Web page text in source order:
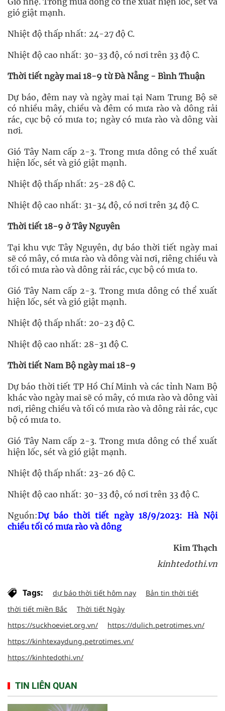
gió giật mạnh.
Nhiệt độ thấp nhất: 24-27 độ C.
Nhiệt độ cao nhất: 30-33 độ, có nơi trên 33 độ C.
Thời tiết ngày mai 18-9 từ Đà Nẵng - Bình Thuận
Dự báo, đêm nay và ngày mai tại Nam Trung Bộ sẽ
có nhiều mây, chiều và đêm có mưa rào và dông rải
rác, cục bộ có mưa to; ngày có mưa rào và dông vài
nơi.
Gió Tây Nam cấp 2-3. Trong mưa dông có thể xuất
hiện lốc, sét và gió giật mạnh.
Nhiệt độ thấp nhất: 25-28 độ C.
Nhiệt độ cao nhất: 31-34 độ, có nơi trên 34 độ C.
Thời tiết 18-9 ở Tây Nguyên
Tại khu vực Tây Nguyên, dự báo thời tiết ngày mai
sẽ có mây, có mưa rào và dông vài nơi, riêng chiều và
tối có mưa rào và dông rải rác, cục bộ có mưa to.
Gió Tây Nam cấp 2-3. Trong mưa dông có thể xuất
hiện lốc, sét và gió giật mạnh.
Nhiệt độ thấp nhất: 20-23 độ C.
Nhiệt độ cao nhất: 28-31 độ C.
Thời tiết Nam Bộ ngày mai 18-9
Dự báo thời tiết TP Hồ Chí Minh và các tỉnh Nam Bộ
khác vào ngày mai sẽ có mây, có mưa rào và dông vài
nơi, riêng chiều và tối có mưa rào và dông rải rác, cục
bộ có mưa to.
Gió Tây Nam cấp 2-3. Trong mưa dông có thể xuất
hiện lốc, sét và gió giật mạnh.
Nhiệt độ thấp nhất: 23-26 độ C.
Nhiệt độ cao nhất: 30-33 độ, có nơi trên 33 độ C.
Nguồn:Dự báo thời tiết ngày 18/9/2023: Hà Nội
chiều tối có mưa rào và dông
Kim Thạch
kinhtedothi.vn
Tags: dự báo thời tiết hôm nay
Bản tin thời tiết
thời tiết miền Bắc
Thời tiết Ngày
https://suckhoeviet.org.vn/
https://dulich.petrotimes.vn/
https://kinhtexaydung.petrotimes.vn/
https://kinhtedothi.vn/
TIN LIÊN QUAN